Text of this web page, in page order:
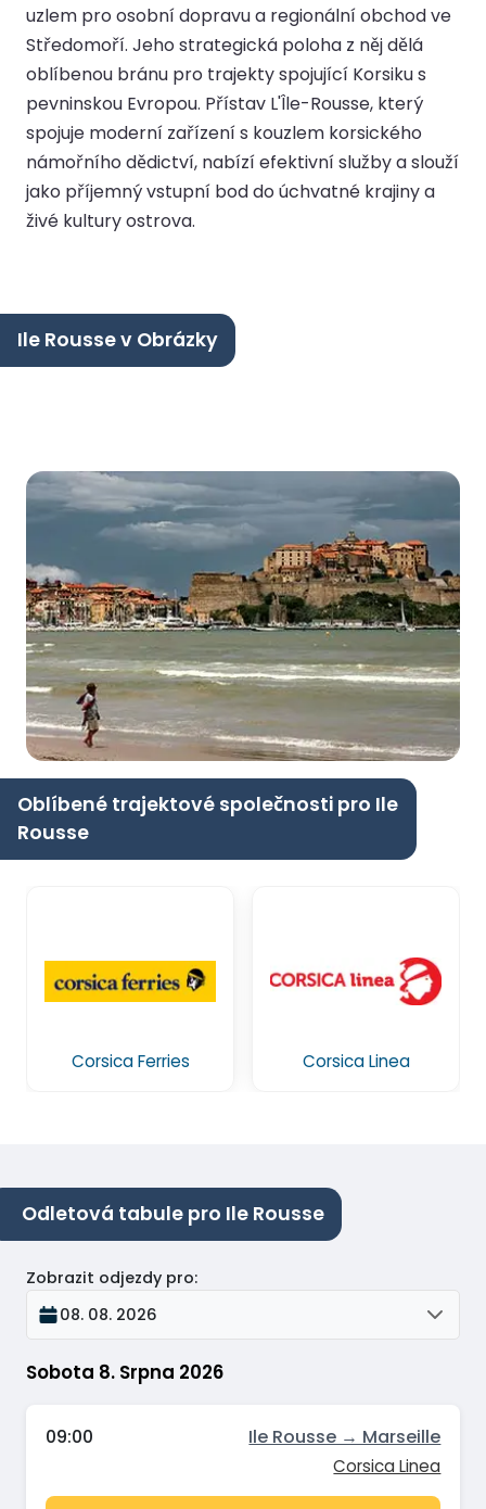
uzlem pro osobní dopravu a regionální obchod ve
Středomoří. Jeho strategická poloha z něj dělá
oblíbenou bránu pro trajekty spojující Korsiku s
pevninskou Evropou. Přístav L'Île-Rousse, který
spojuje moderní zařízení s kouzlem korsického
námořního dědictví, nabízí efektivní služby a slouží
jako příjemný vstupní bod do úchvatné krajiny a
živé kultury ostrova.
Ile Rousse v Obrázky
Oblíbené trajektové společnosti pro Ile
Rousse
Corsica Ferries Corsica Linea
Odletová tabule pro Ile Rousse
Sobota 8. Srpna 2026
Zobrazit odjezdy pro:
08. 08. 2026
09:00 Ile Rousse → Marseille
Corsica Linea